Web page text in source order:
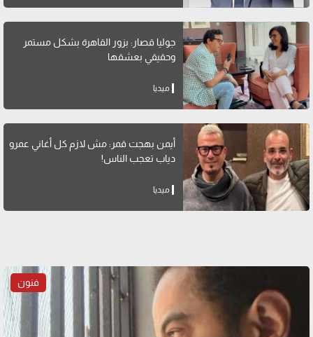
جوليا قصار: بزور القاهرة بشكل مستمر
وحقيقي بعشقها
ميديا
أيمن بهجت قمر: مش لازم كل أغاني عمرو
دياب تعجب الناس!
ميديا
فنون